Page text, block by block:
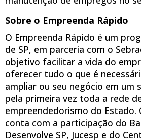
Sobre o Empreenda Rápido
O Empreenda Rápido é um
de SP, em parceria com o
objetivo facilitar a vida do
oferecer tudo o que é
ampliar ou seu negócio em um
pela primeira vez toda a rede
empreendedorismo do Estado.
conta com a participação do
Desenvolve SP, Jucesp e do